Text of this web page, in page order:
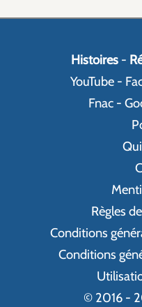
Histoires-
YouTube -
Fnac -
Règles
Conditions
Conditions
© 2016 -